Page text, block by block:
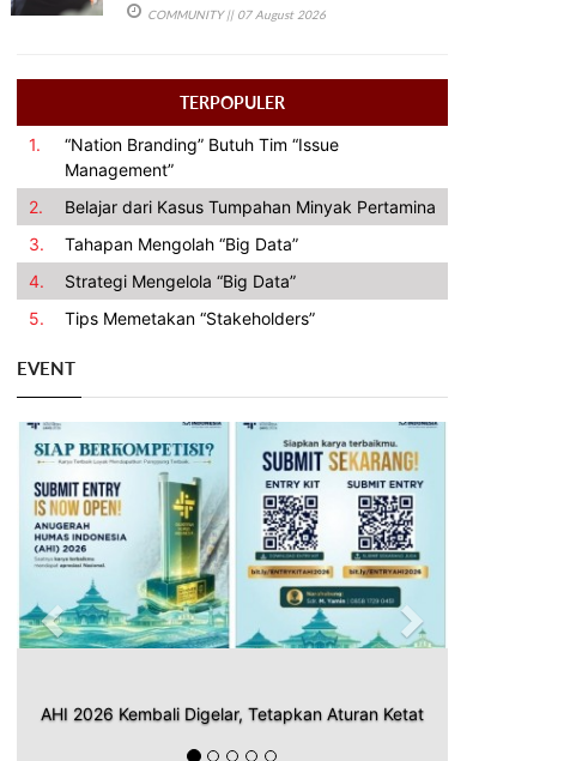
COMMUNITY|| 07 August 2026
TERPOPULER
1.
“Nation Branding” Butuh Tim “Issue
Management”
2.
Belajar dari Kasus Tumpahan Minyak Pertamina
3.
Tahapan Mengolah “Big Data”
4.
Strategi Mengelola “Big Data”
5.
Tips Memetakan “Stakeholders”
EVENT
AHI 2026 Kembali Digelar, Tetapkan Aturan Ketat
Previous Next